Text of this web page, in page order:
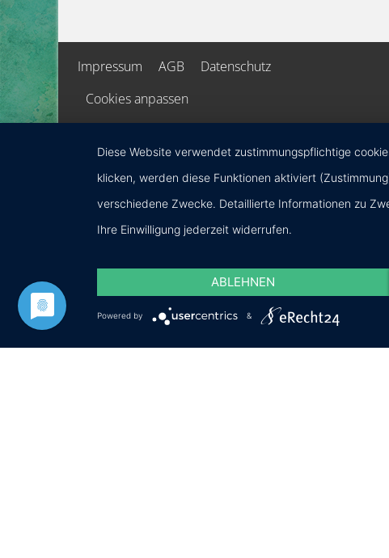
Impressum AGB
Datenschutz
Cookies anpassen
Diese Website verwendet zustimmungspflichtige
klicken, werden diese Funktionen aktiviert
verschiedene Zwecke. Detaillierte Informationen zu
Ihre Einwilligung jederzeit widerrufen.
ABLEHNEN
Powered by &